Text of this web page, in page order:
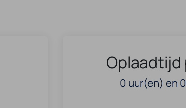
Oplaadtijd
0 uur(en) en 0